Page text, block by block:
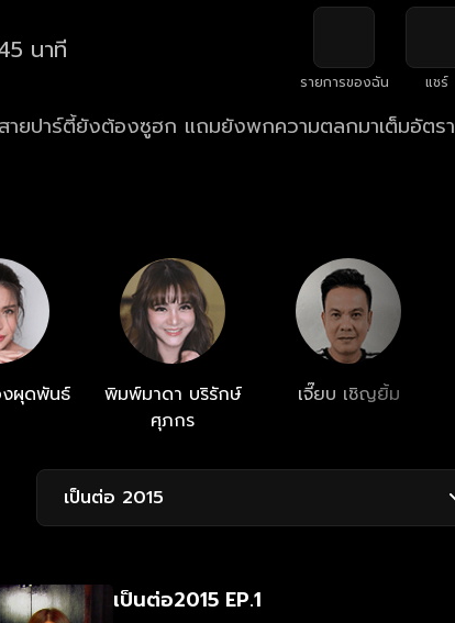
นาที
รายการของฉัน แชร์
ยปาร์ตี้ยังต้องซูฮก แถมยังพกความตลกมาเต็มอัตรา
ผุดพันธ์
พิมพ์มาดา บริรักษ์
ศุภกร
เจี๊ยบ เชิญยิ้ม
เป็นต่อ 2015
เป็นต่อ2015 EP.1